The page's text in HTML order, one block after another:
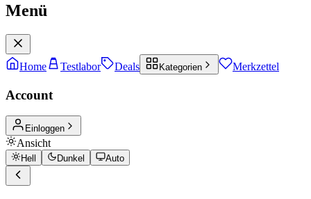
Menü
Home Testlabor Deals Kategorien Merkzettel
Account
Einloggen
Ansicht
Hell Dunkel Auto